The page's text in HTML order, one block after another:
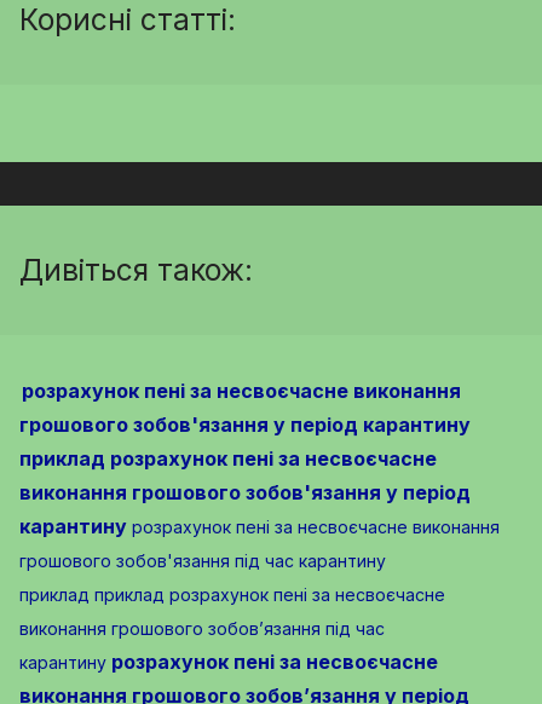
Корисні статті:
Дивіться також:
розрахунок пені за несвоєчасне виконання
грошового зобов'язання у період карантину
приклад розрахунок пені за несвоєчасне
виконання грошового зобов'язання у період
карантину розрахунок пені за несвоєчасне виконання
грошового зобов'язання під час карантину
приклад приклад розрахунок пені за несвоєчасне
виконання грошового зобов’язання під час
карантину розрахунок пені за несвоєчасне
виконання грошового зобов’язання у період